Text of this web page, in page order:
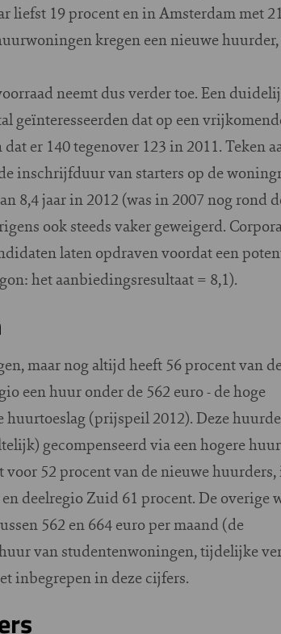
liefst 19 procent en in Amsterdam met
kregen een nieuwe
neemt dus verder toe. Een
geïnteresseerden dat op een
er 140 tegenover 123 in 2011. Teken
inschrijfduur van starters op de
8,4 jaar in 2012 (was in 2007 nog rond
ook steeds vaker geweigerd.
laten opdraven voordat een
het aanbiedingsresultaat = 8,1).
maar nog altijd heeft 56 procent van
een huur onder de 562 euro - de hoge
huurtoeslag (prijspeil 2012). Deze
gecompenseerd via een hogere
52 procent van de nieuwe
deelregio Zuid 61 procent. De overige
562 en 664 euro per maand (de
van studentenwoningen, tijdelijke
inbegrepen in deze cijfers.